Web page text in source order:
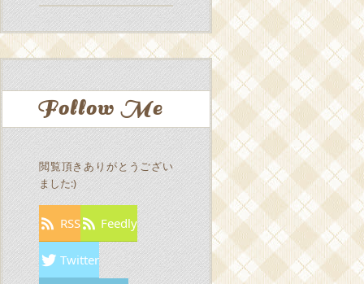
Follow Me
閲覧頂きありがとうござい
ました:)
RSS Feedly
Twitter